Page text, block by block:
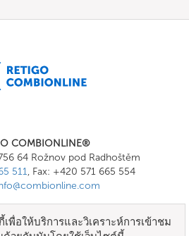
COMBIONLINE®
64 Rožnov pod Radhoštěm
511, Fax: +420 571 665 554
พื่อให้บริการและวิเคราะห์การเข้าชม